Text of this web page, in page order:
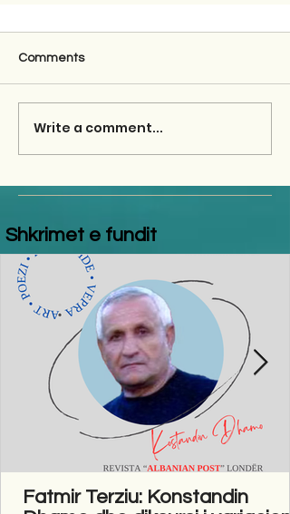
Comments
Write a comment...
Shkrimet e fundit
Fatmir Terziu: Konstandin